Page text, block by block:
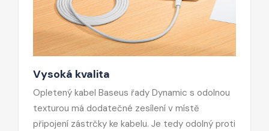
Vysoká kvalita
Opletený kabel Baseus řady Dynamic s odolnou
texturou má dodatečné zesílení v místě
připojení zástrčky ke kabelu. Je tedy odolný proti